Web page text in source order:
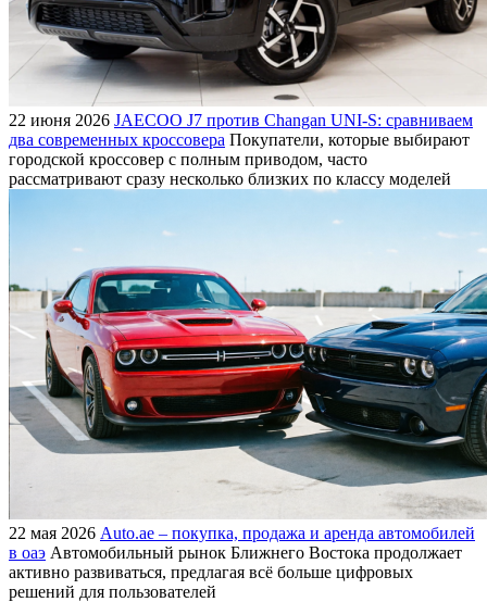
22 июня 2026 JAECOO J7 против Changan UNI-S: сравниваем
два современных кроссовера Покупатели, которые выбирают
городской кроссовер с полным приводом, часто
рассматривают сразу несколько близких по классу моделей
22 мая 2026 Auto.ae – покупка, продажа и аренда автомобилей
в оаэ Автомобильный рынок Ближнего Востока продолжает
активно развиваться, предлагая всё больше цифровых
решений для пользователей